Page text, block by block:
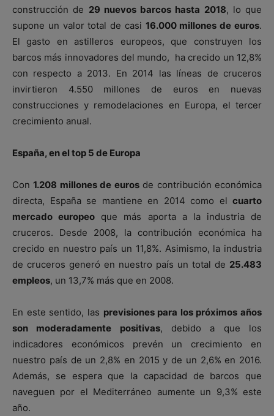
construcción de 29 nuevos barcos hasta 2018, lo que
supone un valor total de casi 16.000 millones de euros.
El gasto en astilleros europeos, que construyen los
barcos más innovadores del mundo, ha crecido un 12,8%
con respecto a 2013. En 2014 las líneas de cruceros
invirtieron 4.550 millones de euros en nuevas
construcciones y remodelaciones en Europa, el tercer
crecimiento anual.
España, en el top 5 de Europa
Con1.208 millones de eurosde contribución económica
directa, España se mantiene en 2014 como el cuarto
mercado europeo que más aporta a la industria de
cruceros. Desde 2008, la contribución económica ha
crecido en nuestro país un 11,8%. Asimismo, la industria
de cruceros generó en nuestro país un total de 25.483
empleos, un 13,7% más que en 2008.
En este sentido, las previsiones para los próximos años
son moderadamente positivas, debido a que los
indicadores económicos prevén un crecimiento en
nuestro país de un 2,8% en 2015 y de un 2,6% en 2016.
Además, se espera que la capacidad de barcos que
naveguen por el Mediterráneo aumente un 9,3% este
año.